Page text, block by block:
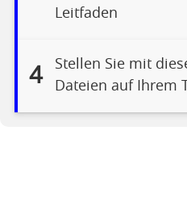
Leitfaden
4
Stellen Sie mit
Dateien auf Ihrem